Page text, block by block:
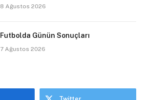
8 Ağustos 2026
Futbolda Günün Sonuçları
7 Ağustos 2026